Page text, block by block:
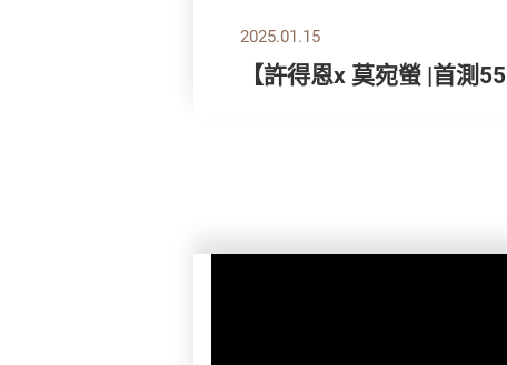
2025.01.15
【許得恩x 莫宛螢 |首測